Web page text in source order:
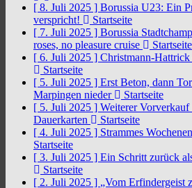
[ 8. Juli 2025 ] Borussia U23: Ein
verspricht!
Startseite
[ 7. Juli 2025 ] Borussia
roses, no pleasure cruise
Startseite
[ 6. Juli 2025 ] Christmann-Hattrick
Startseite
[ 5. Juli 2025 ] Erst Beton, dann
Marpingen nieder
Startseite
[ 5. Juli 2025 ] Weiterer
Dauerkarten
Startseite
[ 4. Juli 2025 ] Strammes
Startseite
[ 3. Juli 2025 ] Ein Schritt zurück
Startseite
[ 2. Juli 2025 ] „Vom Erfindergeist